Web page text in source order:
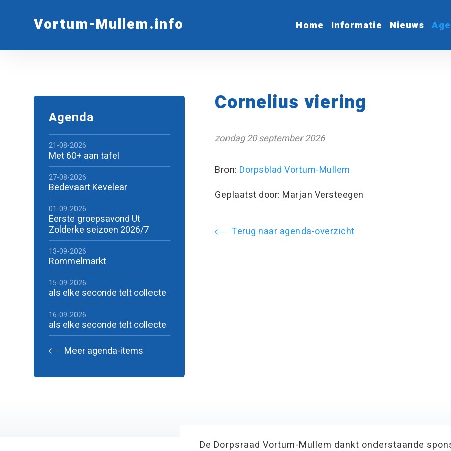
Vortum-Mullem.info Home Informatie Nieuws
Cornelius viering
zondag 20 september 2026
Bron: Dorpsblad Vortum-Mullem
Geplaatst door: Marjan Versteegen
Terug naar agenda-overzicht
Agenda
21-08-2026
Met 60+ aan tafel
27-08-2026
Bedevaart Kevelear
01-09-2026
Eerste groepsavond Ut
Zolderke seizoen 2026/7
13-09-2026
Rommelmarkt
15-09-2026
als elke seconde telt collecte
16-09-2026
als elke seconde telt collecte
Meer agenda-items
De Dorpsraad Vortum-Mullem dankt onderstaande